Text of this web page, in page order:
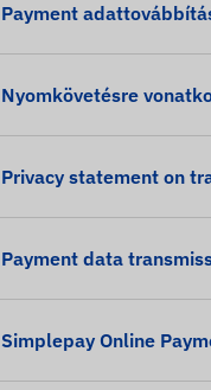
Payment
Nyomkövetésre
Privacy statement on
Payment data
Simplepay Online